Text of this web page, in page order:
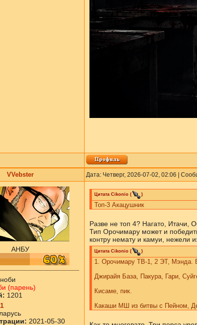
VVebster Дата: Четверг, 2026-07-02, 02:06 |
АНБУ
(парень)
1201
2021-05-30
Цитата Cikоnio ( )
Топ-3 Акацушник
Разве не топ 4? Нагато, Итачи,
Тип Орочимару может и
контру немату и камуи, нежели
Цитата Cikоnio ( )
1. Орочимару ТВ-1, 2 ЭТ, Мэнда.
Джирайя База, Пакура, Гари,
Кисаме, пик.
Какаши МШ из битвы с Пейном,